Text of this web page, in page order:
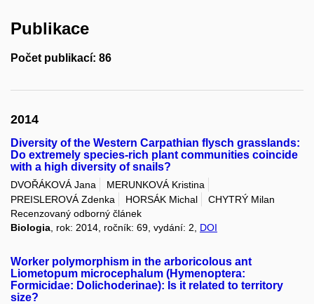
Publikace
Počet publikací: 86
2014
Diversity of the Western Carpathian flysch grasslands:
Do extremely species-rich plant communities coincide
with a high diversity of snails?
DVOŘÁKOVÁ Jana
MERUNKOVÁ Kristina
PREISLEROVÁ Zdenka
HORSÁK Michal
CHYTRÝ Milan
Recenzovaný odborný článek
Biologia , rok: 2014, ročník: 69, vydání: 2, DOI
Worker polymorphism in the arboricolous ant
Liometopum microcephalum (Hymenoptera:
Formicidae: Dolichoderinae): Is it related to territory
size?